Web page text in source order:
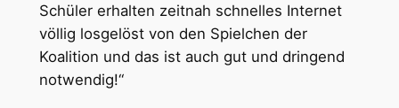
Schüler erhalten zeitnah schnelles Internet
völlig losgelöst von den Spielchen der
Koalition und das ist auch gut und dringend
notwendig!“